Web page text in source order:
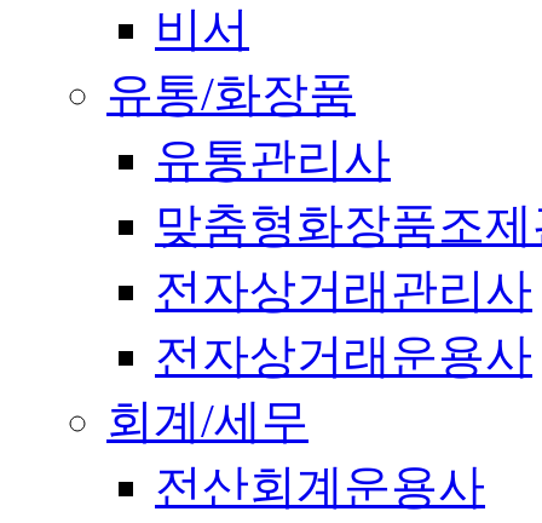
비서
유통/화장품
유통관리사
맞춤형화장품조
전자상거래관리사
전자상거래운용사
회계/세무
전산회계운용사